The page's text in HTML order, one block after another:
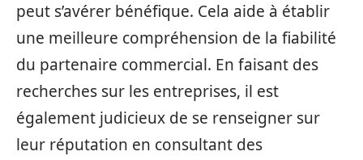
peut s’avérer bénéfique. Cela aide à établir
une meilleure compréhension de la fiabilité
du partenaire commercial. En faisant des
recherches sur les entreprises, il est
également judicieux de se renseigner sur
leur réputation en consultant des